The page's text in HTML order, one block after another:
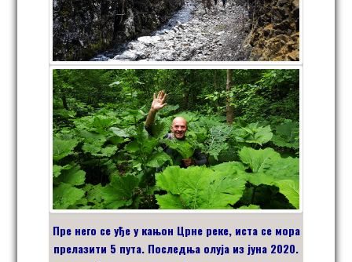
Пре него се уђе у кањон Црне реке, иста се мора
прелазити 5 пута. Последња олуја из јуна 2020.